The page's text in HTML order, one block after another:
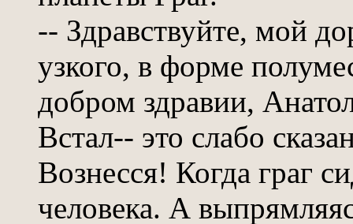
-- Здравствуйте, мой
узкого, в форме
добром здравии,
Встал-- это слабо
Вознесся! Когда граг
человека. А